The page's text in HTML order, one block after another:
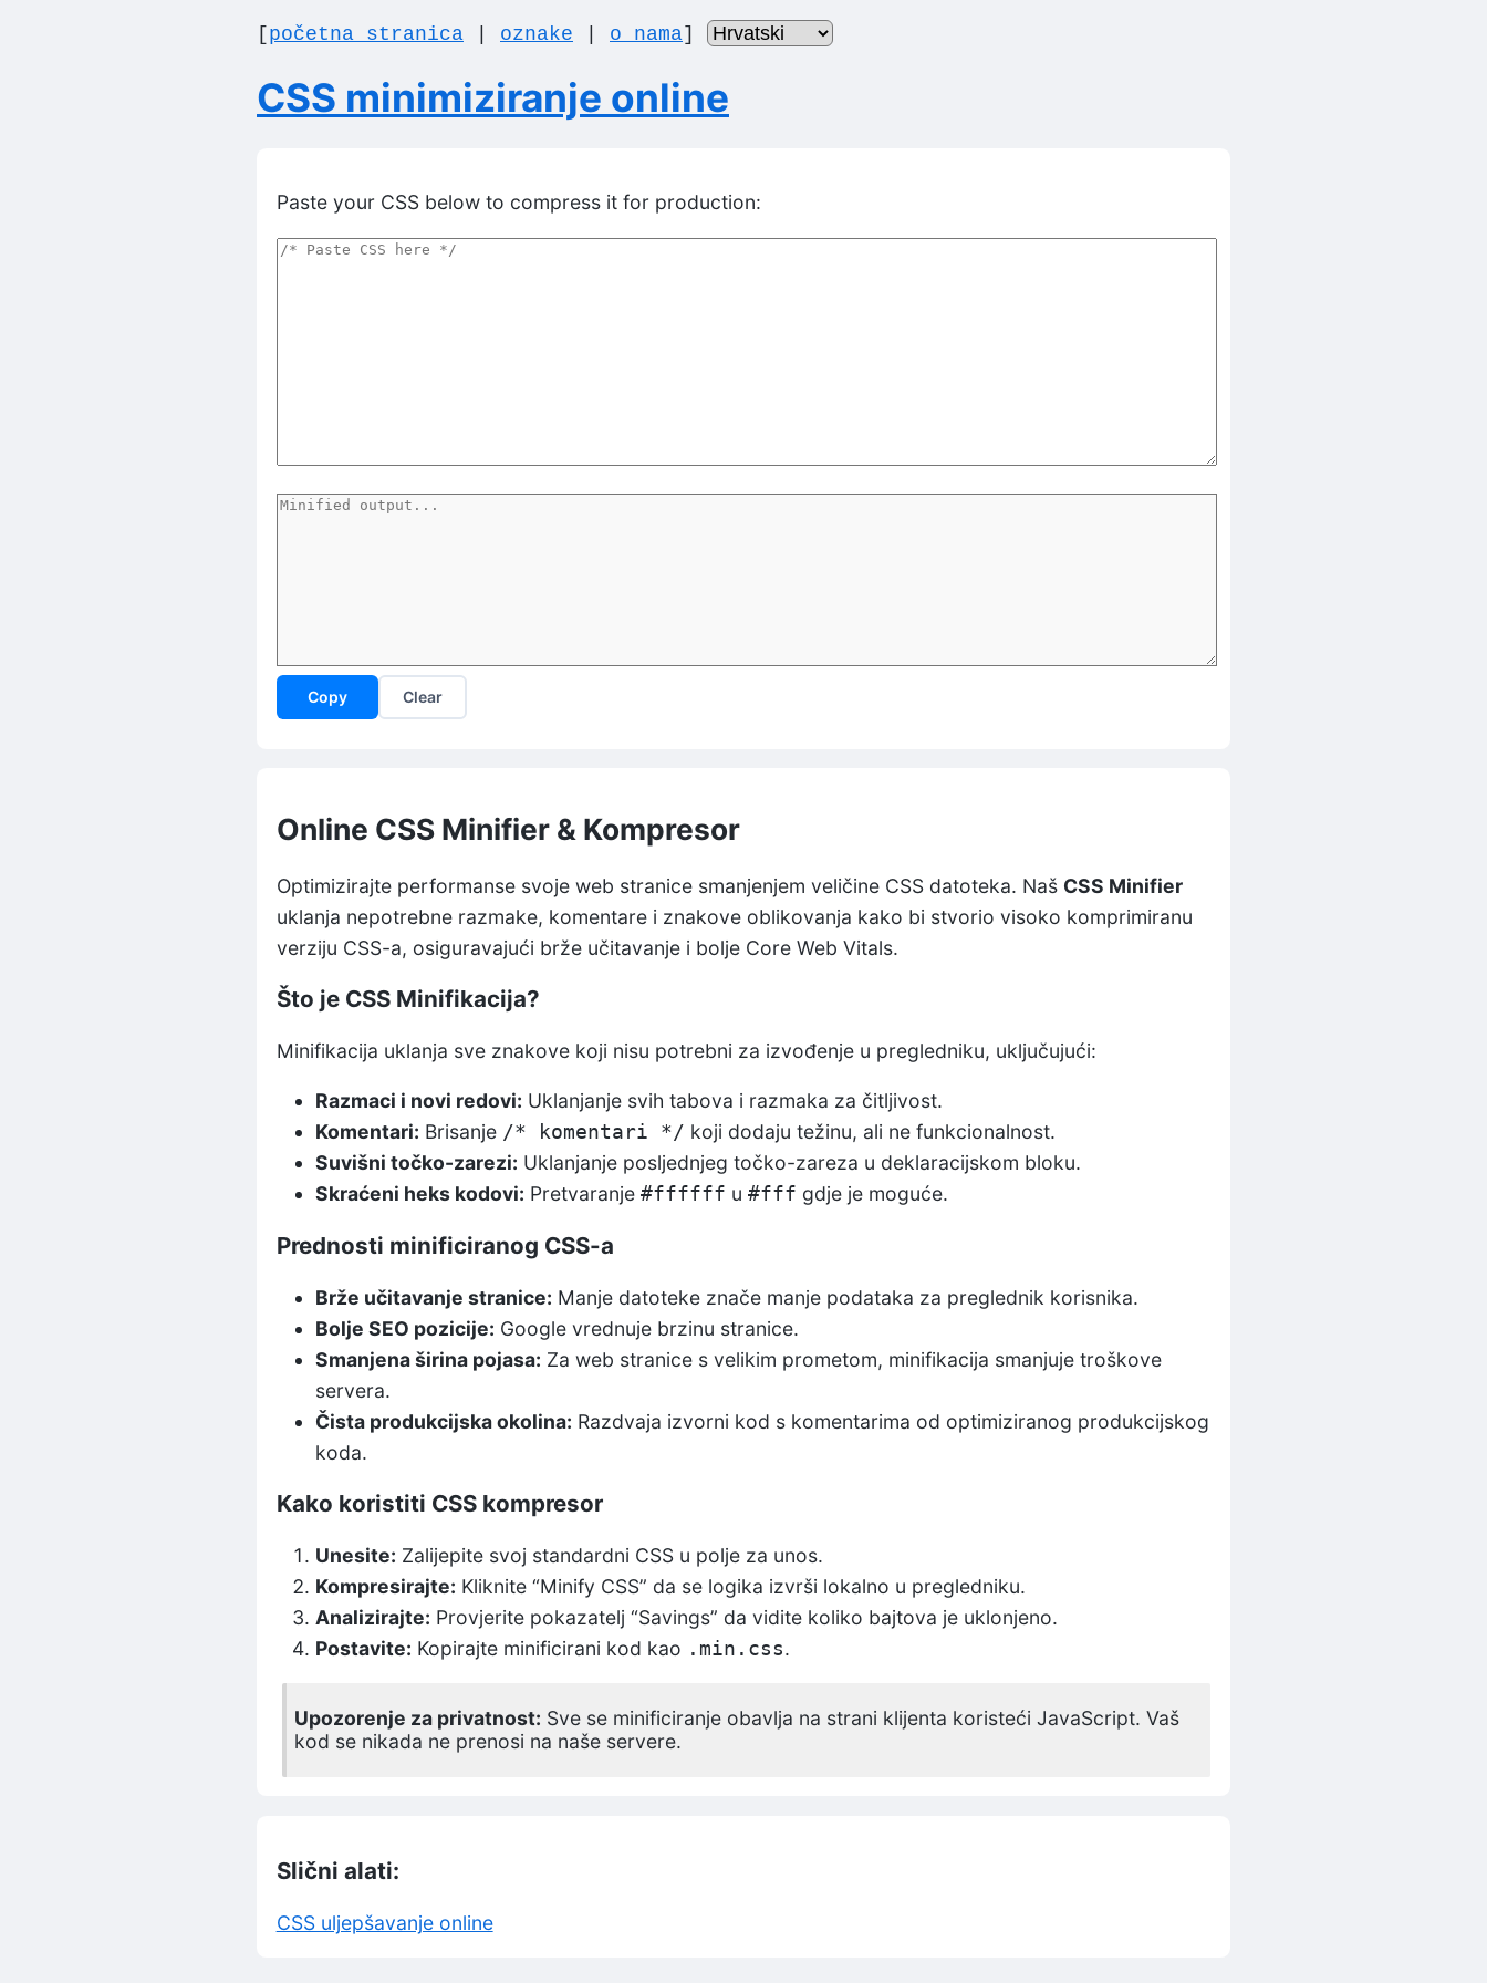
[početna stranica oznake o nama]
CSS minimiziranje online
Paste your CSS below to compress it for production:
Copy Clear
Online CSS Minifier & Kompresor
Optimizirajte performanse svoje web stranice smanjenjem veličine CSS datoteka. Naš CSS Minifier
uklanja nepotrebne razmake, komentare i znakove oblikovanja kako bi stvorio visoko komprimiranu
verziju CSS-a, osiguravajući brže učitavanje i bolje Core Web Vitals.
Što je CSS Minifikacija?
Minifikacija uklanja sve znakove koji nisu potrebni za izvođenje u pregledniku, uključujući:
Razmaci i novi redovi: Uklanjanje svih tabova i razmaka za čitljivost.
Komentari: Brisanje /* komentari */ koji dodaju težinu, ali ne funkcionalnost.
Suvišni točko-zarezi: Uklanjanje posljednjeg točko-zareza u deklaracijskom bloku.
Skraćeni heks kodovi: Pretvaranje #ffffff u #fff gdje je moguće.
Prednosti minificiranog CSS-a
Brže učitavanje stranice: Manje datoteke znače manje podataka za preglednik korisnika.
Bolje SEO pozicije: Google vrednuje brzinu stranice.
Smanjena širina pojasa: Za web stranice s velikim prometom, minifikacija smanjuje troškove
servera.
Čista produkcijska okolina: Razdvaja izvorni kod s komentarima od optimiziranog produkcijskog
koda.
Kako koristiti CSS kompresor
Unesite: Zalijepite svoj standardni CSS u polje za unos.
Kompresirajte: Kliknite “Minify CSS” da se logika izvrši lokalno u pregledniku.
Analizirajte: Provjerite pokazatelj “Savings” da vidite koliko bajtova je uklonjeno.
Postavite: Kopirajte minificirani kod kao .min.css.
Upozorenje za privatnost: Sve se minificiranje obavlja na strani klijenta koristeći JavaScript. Vaš
kod se nikada ne prenosi na naše servere.
Slični alati:
CSS uljepšavanje online